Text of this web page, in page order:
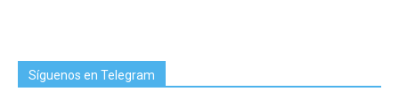
Síguenos en Telegram